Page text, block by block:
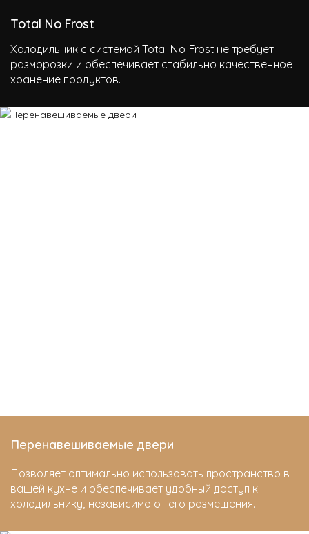
Total No Frost
Холодильник с системой Total No Frost не требует
разморозки и обеспечивает стабильно качественное
хранение продуктов.
Перенавешиваемые двери
Позволяет оптимально использовать пространство в
вашей кухне и обеспечивает удобный доступ к
холодильнику, независимо от его размещения.